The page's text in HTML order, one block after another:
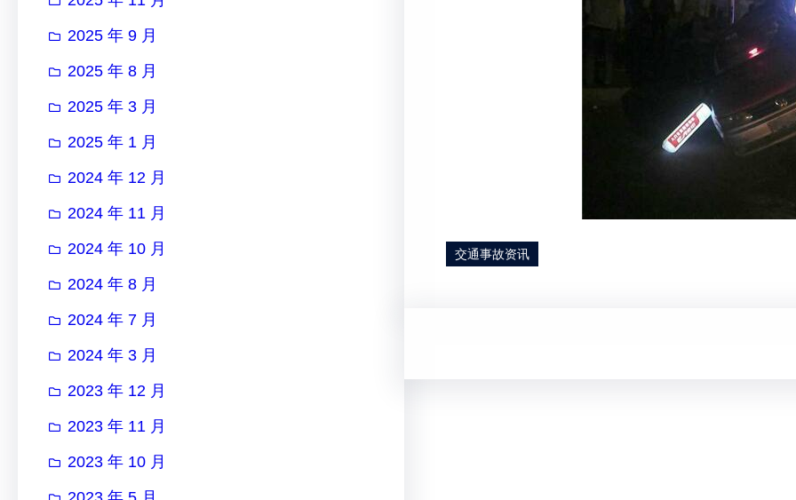
2025 年 9 月
2025 年 8 月
2025 年 3 月
2025 年 1 月
2024 年 12 月
2024 年 11 月
2024 年 10 月
2024 年 8 月
2024 年 7 月
2024 年 3 月
2023 年 12 月
2023 年 11 月
2023 年 10 月
交通事故资讯